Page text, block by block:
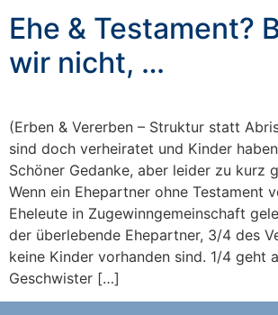
Ehe & Testament?
wir nicht, …
(Erben & Vererben – Struktur statt
sind doch verheiratet und Kinder
Schöner Gedanke, aber leider zu kurz
Wenn ein Ehepartner ohne Testament
Eheleute in Zugewinngemeinschaft
der überlebende Ehepartner, 3/4 des
keine Kinder vorhanden sind. 1/4 geht
Geschwister […]